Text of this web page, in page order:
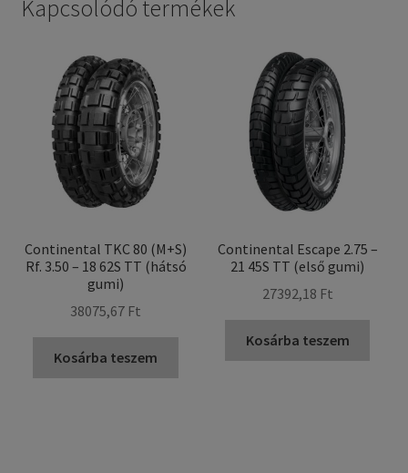
Kapcsolódó termékek
Continental TKC 80 (M+S)
Rf. 3.50 – 18 62S TT (hátsó
gumi)
38075,67 Ft
Kosárba teszem
Continental Escape 2.75 –
21 45S TT (első gumi)
27392,18 Ft
Kosárba teszem